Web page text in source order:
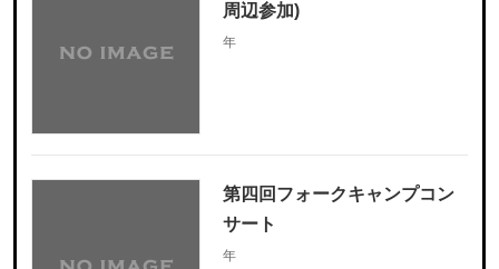
周辺参加)
年
第四回フォークキャンプコン
サート
年